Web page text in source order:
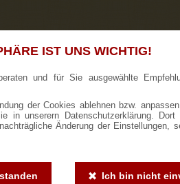
IST UNS WICHTIG!
und für Sie ausgewählte
der Cookies ablehnen bzw.
in unserern Datenschutzerklärung.
Änderung der
Ich bin nicht